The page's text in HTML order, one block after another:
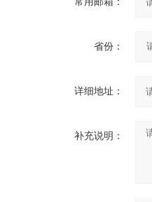
省份：
详细地址：
补充说明：